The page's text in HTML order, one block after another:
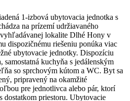
1-izbová ubytovacia jednotka s
na prízemí udržiavaného
lokalite Dlhé Hony v
dispozičnému riešeniu ponúka viac
ubytovacie jednotky. Dispozíciu
samostatná kuchyňa s jedálenským
so sprchovým kútom a WC. Byt sa
pripravený na okamžité
pre jednotlivca alebo pár, ktorí
dostatkom priestoru. Ubytovacie